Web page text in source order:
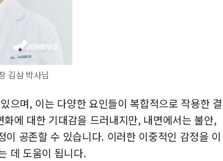
김삼 박사님
으며, 이는 다양한 요인들이 복합적으로 작용한 결
에 대한 기대감을 드러내지만, 내면에서는 불안,
공존할 수 있습니다. 이러한 이중적인 감정을 이
데 도움이 됩니다.